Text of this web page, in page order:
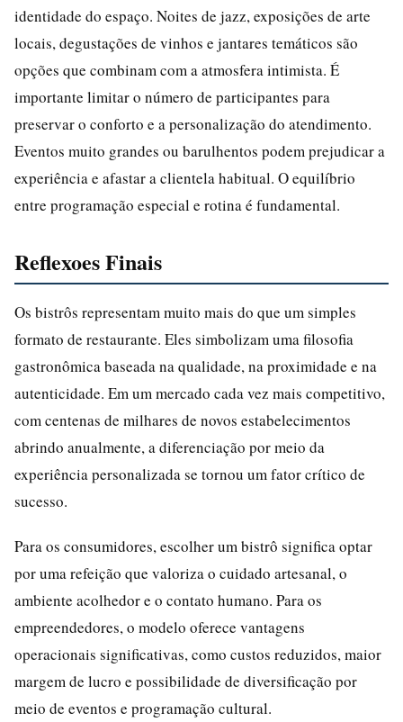
identidade do espaço. Noites de jazz, exposições de arte
locais, degustações de vinhos e jantares temáticos são
opções que combinam com a atmosfera intimista. É
importante limitar o número de participantes para
preservar o conforto e a personalização do atendimento.
Eventos muito grandes ou barulhentos podem prejudicar a
experiência e afastar a clientela habitual. O equilíbrio
entre programação especial e rotina é fundamental.
Reflexoes Finais
Os bistrôs representam muito mais do que um simples
formato de restaurante. Eles simbolizam uma filosofia
gastronômica baseada na qualidade, na proximidade e na
autenticidade. Em um mercado cada vez mais competitivo,
com centenas de milhares de novos estabelecimentos
abrindo anualmente, a diferenciação por meio da
experiência personalizada se tornou um fator crítico de
sucesso.
Para os consumidores, escolher um bistrô significa optar
por uma refeição que valoriza o cuidado artesanal, o
ambiente acolhedor e o contato humano. Para os
empreendedores, o modelo oferece vantagens
operacionais significativas, como custos reduzidos, maior
margem de lucro e possibilidade de diversificação por
meio de eventos e programação cultural.